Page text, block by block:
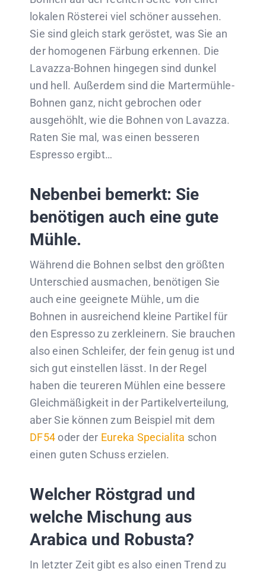
lokalen Rösterei viel schöner aussehen.
Sie sind gleich stark geröstet, was Sie an
der homogenen Färbung erkennen. Die
Lavazza-Bohnen hingegen sind dunkel
und hell. Außerdem sind die Martermühle-
Bohnen ganz, nicht gebrochen oder
ausgehöhlt, wie die Bohnen von Lavazza.
Raten Sie mal, was einen besseren
Espresso ergibt…
Nebenbei bemerkt: Sie
benötigen auch eine gute
Mühle.
Während die Bohnen selbst den größten
Unterschied ausmachen, benötigen Sie
auch eine geeignete Mühle, um die
Bohnen in ausreichend kleine Partikel für
den Espresso zu zerkleinern. Sie brauchen
also einen Schleifer, der fein genug ist und
sich gut einstellen lässt. In der Regel
haben die teureren Mühlen eine bessere
Gleichmäßigkeit in der Partikelverteilung,
aber Sie können zum Beispiel mit dem
DF54 oder der Eureka Specialita schon
einen guten Schuss erzielen.
Welcher Röstgrad und
welche Mischung aus
Arabica und Robusta?
In letzter Zeit gibt es also einen Trend zu